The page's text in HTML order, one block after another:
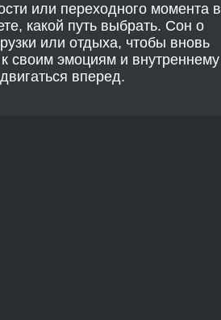
или переходного момента в
какой путь выбрать. Сон о
или отдыха, чтобы вновь
своим эмоциям и внутреннему
вперед.